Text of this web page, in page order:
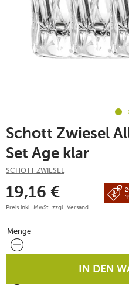
Schott Zwiesel
Set Age klar
SCHOTT ZWIESEL
19,16 €
Preis inkl. MwSt. zzgl. Versand
Menge
Menge
IN DEN